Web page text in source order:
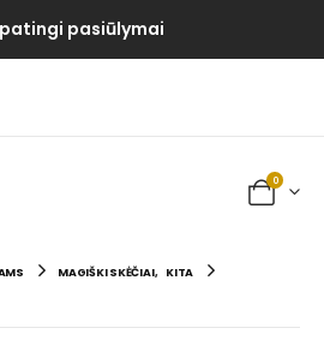
pasiūlymai
0
MAGIŠKI SKĖČIAI, KITA